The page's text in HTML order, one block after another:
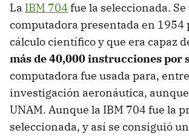
La IBM 704 fue la seleccionada.
computadora presentada en 1954
cálculo científico y que era capaz
más de 40,000 instrucciones por
computadora fue usada para,
investigación aeronáutica,
UNAM. Aunque la IBM 704 fue la
seleccionada, y así se consiguió